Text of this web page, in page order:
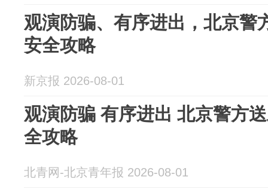
观演防骗、有序进出，北京警
安全攻略
新京报 2026-08-01
观演防骗 有序进出 北京警方
全攻略
北青网-北京青年报 2026-08-01